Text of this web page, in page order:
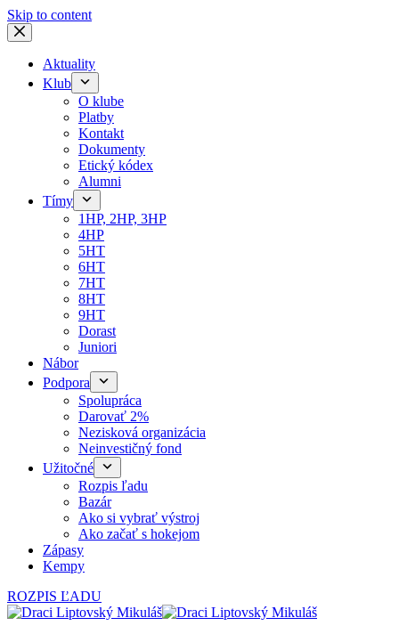
Skip to content
Aktuality
Klub
O klube
Platby
Kontakt
Dokumenty
Etický kódex
Alumni
Tímy
1HP, 2HP, 3HP
4HP
5HT
6HT
7HT
8HT
9HT
Dorast
Juniori
Nábor
Podpora
Spolupráca
Darovať 2%
Nezisková organizácia
Neinvestičný fond
Užitočné
Rozpis ľadu
Bazár
Ako si vybrať výstroj
Ako začať s hokejom
Zápasy
Kempy
ROZPIS ĽADU